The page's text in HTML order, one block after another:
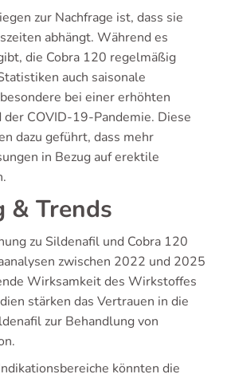
zur Nachfrage ist, dass sie
abhängt. Während es
die Cobra 120 regelmäßig
auch saisonale
bei einer erhöhten
der COVID-19-Pandemie. Diese
dazu geführt, dass mehr
in Bezug auf erektile
& Trends
zu Sildenafil und Cobra 120
zwischen 2022 und 2025
Wirksamkeit des Wirkstoffes
stärken das Vertrauen in die
zur Behandlung von
könnten die